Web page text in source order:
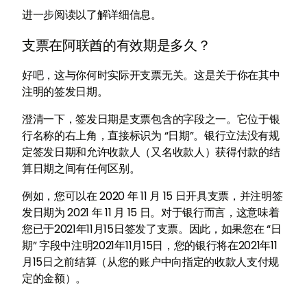
进一步阅读以了解详细信息。
支票在阿联酋的有效期是多久？
好吧，这与你何时实际开支票无关。这是关于你在其中
注明的签发日期。
澄清一下，签发日期是支票包含的字段之一。它位于银
行名称的右上角，直接标识为 “日期”。银行立法没有规
定签发日期和允许收款人（又名收款人）获得付款的结
算日期之间有任何区别。
例如，您可以在 2020 年 11 月 15 日开具支票，并注明签
发日期为 2021 年 11 月 15 日。对于银行而言，这意味着
您已于2021年11月15日签发了支票。因此，如果您在 “日
期” 字段中注明2021年11月15日，您的银行将在2021年11
月15日之前结算（从您的账户中向指定的收款人支付规
定的金额）。